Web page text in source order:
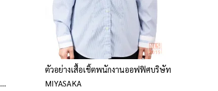
ตัวอย่างเสื้อเชิ้ตพนักงานออฟฟิศบริษัท
MIYASAKA